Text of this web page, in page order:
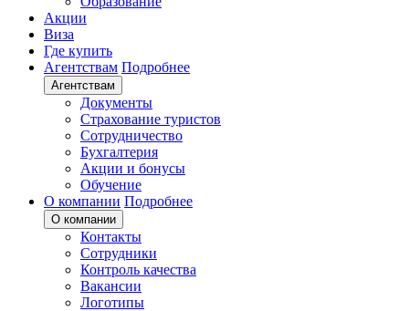
Акции
Виза
Где купить
Агентствам Подробнее
Агентствам
Документы
Страхование туристов
Сотрудничество
Бухгалтерия
Акции и бонусы
Обучение
О компании Подробнее
О компании
Контакты
Сотрудники
Контроль качества
Вакансии
Логотипы